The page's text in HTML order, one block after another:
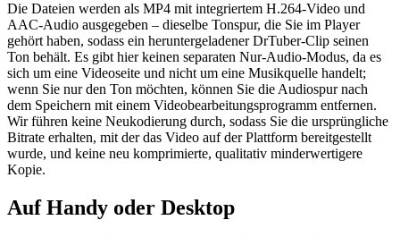
Die Dateien werden als MP4 mit integriertem H.264-Video und
AAC-Audio ausgegeben – dieselbe Tonspur, die Sie im Player
gehört haben, sodass ein heruntergeladener DrTuber-Clip seinen
Ton behält. Es gibt hier keinen separaten Nur-Audio-Modus, da es
sich um eine Videoseite und nicht um eine Musikquelle handelt;
wenn Sie nur den Ton möchten, können Sie die Audiospur nach
dem Speichern mit einem Videobearbeitungsprogramm entfernen.
Wir führen keine Neukodierung durch, sodass Sie die ursprüngliche
Bitrate erhalten, mit der das Video auf der Plattform bereitgestellt
wurde, und keine neu komprimierte, qualitativ minderwertigere
Kopie.
Auf Handy oder Desktop